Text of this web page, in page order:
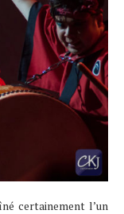
certainement l’un